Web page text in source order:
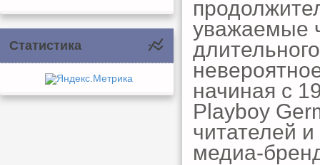
Статистика
уважаемые
начиная с
Playboy
читателей
медиа-